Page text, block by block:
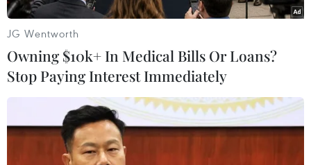
TIN LIÊN QUAN
JG Wentworth
Owning $10k+ In Medical Bills Or Loans?
Stop Paying Interest Immediately